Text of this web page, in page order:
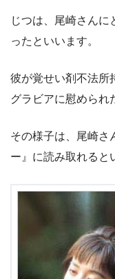
じつは、尾崎さんに
ったといいます。
彼が覚せい剤不法所
グラビアに慰められ
その様子は、尾崎さ
ー』に読み取れると